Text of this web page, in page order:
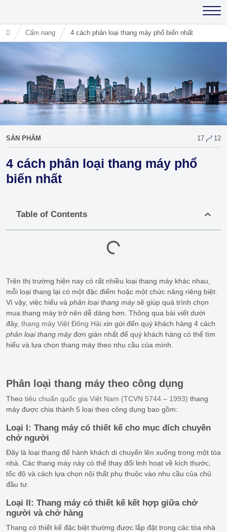
Cẩm nang 4 cách phân loại thang máy phổ biến nhất
SẢN PHẨM 17 12
4 cách phân loại thang máy phổ
biến nhất
Table of Contents
Trên thị trường hiện nay có rất nhiều loại thang máy khác nhau,
mỗi loại thang lại có một đặc điểm hoặc một chức năng riêng biệt.
Vì vậy, việc hiểu và phân loại thang máysẽ giúp quá trình chọn
mua thang máy trở nên dễ dàng hơn. Thông qua bài viết dưới
đây, thang máy Việt Đông Hải xin gửi đến quý khách hàng 4 cách
phân loại thang máyđơn giản nhất để quý khách hàng có thể tìm
hiểu và lựa chọn thang máy theo nhu cầu của mình.
Phân loại thang máy theo công dụng
Theo tiêu chuẩn quốc gia Việt Nam (TCVN 5744 – 1993) thang
máy được chia thành 5 loại theo công dụng bao gồm:
Loại I: Thang máy có thiết kế cho mục đích chuyên
chở người
Đây là loại thang để hành khách di chuyển lên xuống trong một tòa
nhà. Các thang máy này có thể thay đổi linh hoạt về kích thước,
tốc độ và cách lựa chọn nội thất phụ thuộc vào nhu cầu của chủ
đầu tư.
Loại II: Thang máy có thiết kế kết hợp giữa chở
người và chở hàng
Thang có thiết kế đặc biệt thường được lắp đặt trong các tòa nhà